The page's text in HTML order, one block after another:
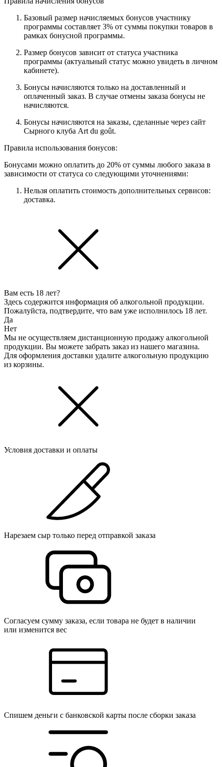
Базовый размер начисляемых бонусов участнику
программы составляет 3% от суммы покупки товаров в
рамках бонусной программы.
Размер бонусов зависит от статуса участника
программы (актуальный статус можно увидеть в личном
кабинете).
Бонусы начисляются только на доставленный и
оплаченный заказ. В случае отмены заказа бонусы не
начисляются.
Бонусы начисляются на заказы, сделанные через сайт
Сырного клуба Art du goût.
Правила использования бонусов:
Бонусами можно оплатить до 20% от суммы любого заказа в
зависимости от статуса со следующими уточнениями:
Нельзя оплатить стоимость дополнительных сервисов:
доставка.
Вам есть 18 лет?
Здесь содержится информация об алкогольной продукции.
Пожалуйста, подтвердите, что вам уже исполнилось 18 лет.
Да
Нет
Мы не осуществляем дистанционную продажу алкогольной
продукции. Вы можете забрать заказ из нашего магазина.
Для оформления доставки удалите алкогольную продукцию
из корзины.
Условия доставки и оплаты
Нарезаем сыр только перед отправкой заказа
Согласуем сумму заказа, если товара не будет в наличии
или изменится вес
Спишем деньги с банковской карты после сборки заказа